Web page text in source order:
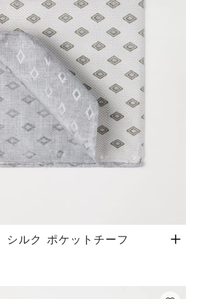
ルク ポケットチーフ パナマ
シルク ポケットチーフ